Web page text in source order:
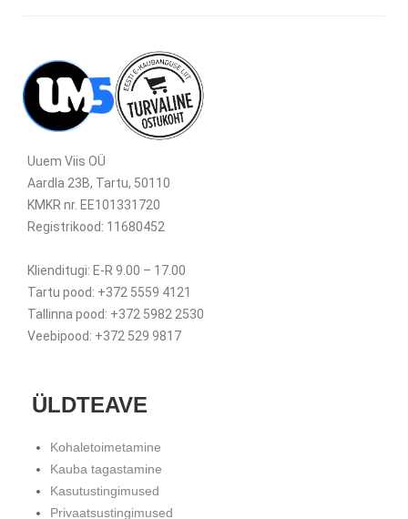
Uuem Viis OÜ
Aardla 23B, Tartu, 50110
KMKR nr. EE101331720
Registrikood: 11680452
Klienditugi: E-R 9.00 – 17.00
Tartu pood: +372 5559 4121
Tallinna pood: +372 5982 2530
Veebipood: +372 529 9817
ÜLDTEAVE
Kohaletoimetamine
Kauba tagastamine
Kasutustingimused
Privaatsustingimused